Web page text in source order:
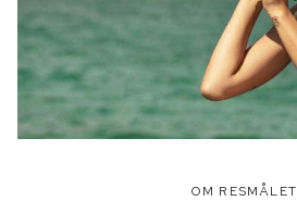
OM RESMÅLET